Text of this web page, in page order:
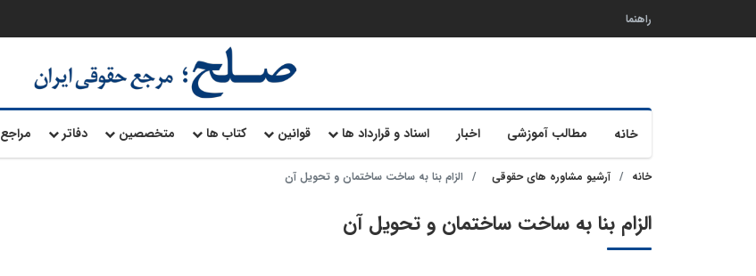
راهنما
خانه مطالب آموزشی اخبار اسناد و قرارداد ها قوانین کتاب ها متخصصین دفاتر مراجع
خانه آرشیو مشاوره های حقوقی الزام بنا به ساخت ساختمان و تحویل آن
الزام بنا به ساخت ساختمان و تحویل آن